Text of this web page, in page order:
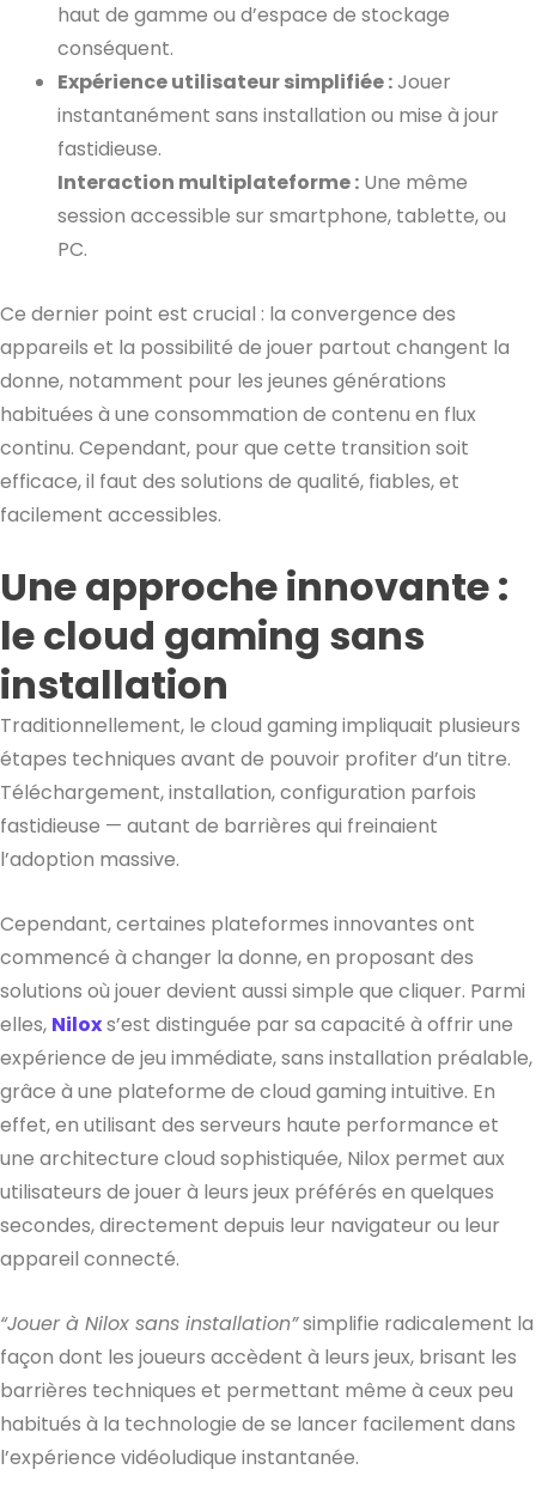
haut de gamme ou d’espace de stockage
conséquent.
Expérience utilisateur simplifiée :Jouer
instantanément sans installation ou mise à jour
fastidieuse.
Interaction multiplateforme : Une même
session accessible sur smartphone, tablette, ou
PC.
Ce dernier point est crucial : la convergence des
appareils et la possibilité de jouer partout changent la
donne, notamment pour les jeunes générations
habituées à une consommation de contenu en flux
continu. Cependant, pour que cette transition soit
efficace, il faut des solutions de qualité, fiables, et
facilement accessibles.
Une approche innovante :
le cloud gaming sans
installation
Traditionnellement, le cloud gaming impliquait plusieurs
étapes techniques avant de pouvoir profiter d’un titre.
Téléchargement, installation, configuration parfois
fastidieuse — autant de barrières qui freinaient
l’adoption massive.
Cependant, certaines plateformes innovantes ont
commencé à changer la donne, en proposant des
solutions où jouer devient aussi simple que cliquer. Parmi
elles, Niloxs’est distinguée par sa capacité à offrir une
expérience de jeu immédiate, sans installation préalable,
grâce à une plateforme de cloud gaming intuitive. En
effet, en utilisant des serveurs haute performance et
une architecture cloud sophistiquée, Nilox permet aux
utilisateurs de jouer à leurs jeux préférés en quelques
secondes, directement depuis leur navigateur ou leur
appareil connecté.
“Jouer à Nilox sans installation”simplifie radicalement la
façon dont les joueurs accèdent à leurs jeux, brisant les
barrières techniques et permettant même à ceux peu
habitués à la technologie de se lancer facilement dans
l’expérience vidéoludique instantanée.